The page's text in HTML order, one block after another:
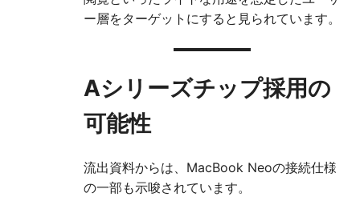
ー層をターゲットにすると見られています。
Aシリーズチップ採用の
可能性
流出資料からは、MacBook Neoの接続仕様
の一部も示唆されています。